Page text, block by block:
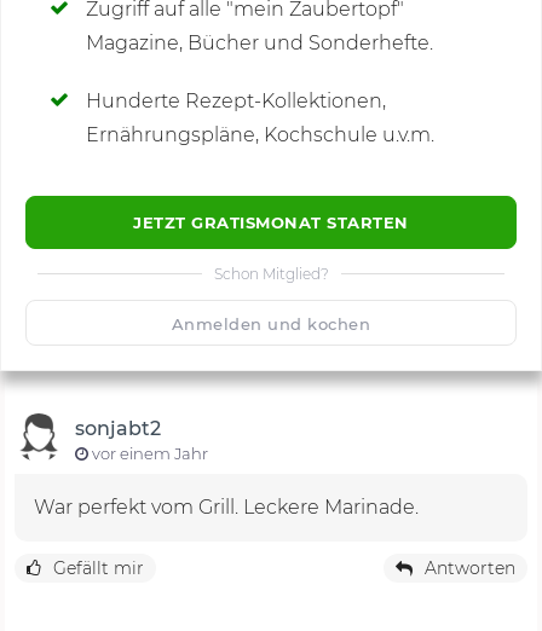
Zugriff auf alle "mein Zaubertopf"
Magazine, Bücher und Sonderhefte.
Hunderte Rezept-Kollektionen,
Ernährungspläne, Kochschule u.v.m.
JETZT GRATISMONAT STARTEN
Schon Mitglied?
Anmelden und kochen
Kommentare(3)
🙂 1500 Speichern
sonjabt2
vor einem Jahr
War perfekt vom Grill. Leckere Marinade.
Gefällt mir Antworten